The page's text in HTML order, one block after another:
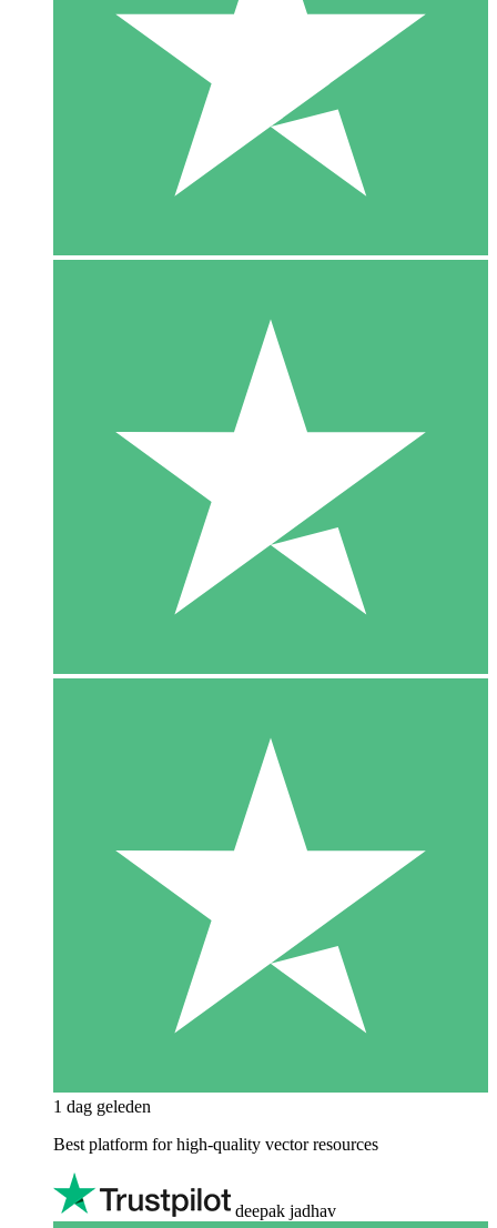
1 dag geleden
Best platform for high-quality vector resources
deepak jadhav